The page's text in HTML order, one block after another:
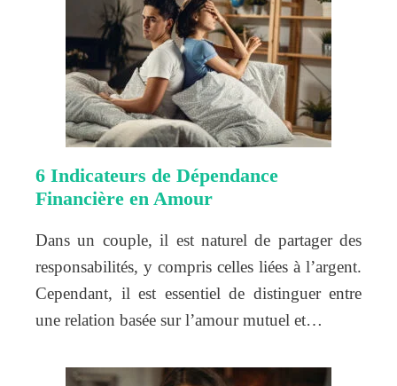
6 Indicateurs de Dépendance
Financière en Amour
Dans un couple, il est naturel de partager des
responsabilités, y compris celles liées à l’argent.
Cependant, il est essentiel de distinguer entre
une relation basée sur l’amour mutuel et…